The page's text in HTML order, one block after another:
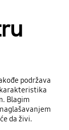
podržava
Blagim
da živi.